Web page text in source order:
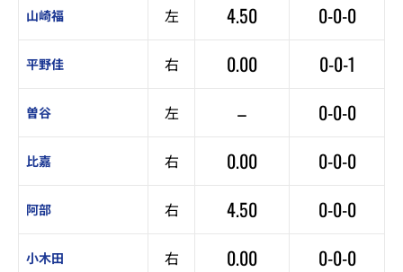
山崎福 左 4.50 0-0-0
平野佳 右 0.00 0-0-1
曽谷 左 – 0-0-0
比嘉 右 0.00 0-0-0
阿部 右 4.50 0-0-0
小木田 右 0.00 0-0-0